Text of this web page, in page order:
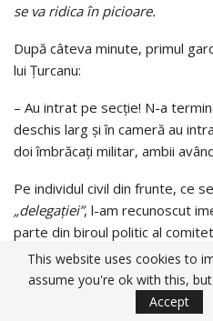
se va ridica în picioare.
După câteva minute, primul
lui Țurcanu:
– Au intrat pe secţie! N-a
deschis larg şi în cameră au
doi îmbrăcaţi militar, ambii
Pe individul civil din frunte, ce
„delegaţiei”, l-am recunoscut
parte din biroul politic al
comunist şi pozele acestora
Era Iosif Kişinevschi, de
This website uses cookies to
assume you're ok with this,
Accept